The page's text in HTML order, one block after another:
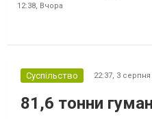
12:38, Вчора
Суспільство 22:37, 3 серпня
81,6 тонни